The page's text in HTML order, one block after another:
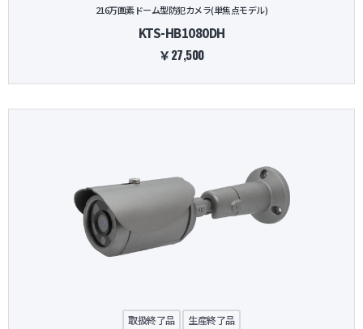
216万画素ドーム型防犯カメラ(単焦点モデル)
KTS-HB1080DH
￥27,500
取扱終了品 生産終了品